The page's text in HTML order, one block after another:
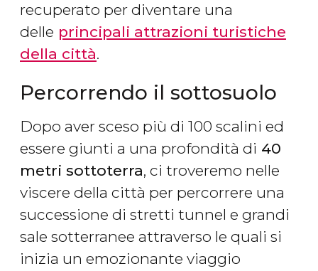
recuperato per diventare una
delle principali attrazioni turistiche
della città.
Percorrendo il sottosuolo
Dopo aver sceso più di 100 scalini ed
essere giunti a una profondità di 40
metri sottoterra, ci troveremo nelle
viscere della città per percorrere una
successione di stretti tunnel e grandi
sale sotterranee attraverso le quali si
inizia un emozionante viaggio